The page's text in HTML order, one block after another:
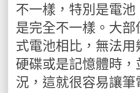
不一樣，特別是電
是完全不一樣。大
式電池相比，無法
硬碟或是記憶體時
況，這就很容易讓